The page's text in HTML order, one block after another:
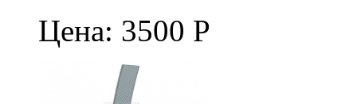
Цена: 3500 Р